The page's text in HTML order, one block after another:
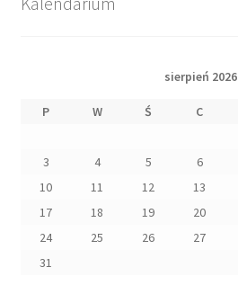
sierpień 2026
P W Ś C
3
4 5 6
10
11 12 13
17
18 19 20
24
25 26 27
31